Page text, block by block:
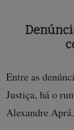
Entre as
Justiça, há o
Alexandre Aprá.